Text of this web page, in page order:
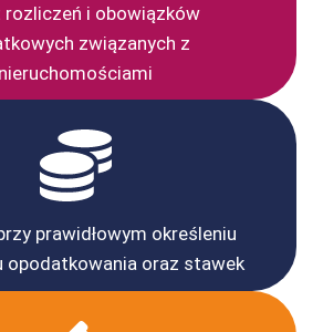
rozliczeń i obowiązków
związanych z
nieruchomościami
prawidłowym określeniu
opodatkowania oraz stawek